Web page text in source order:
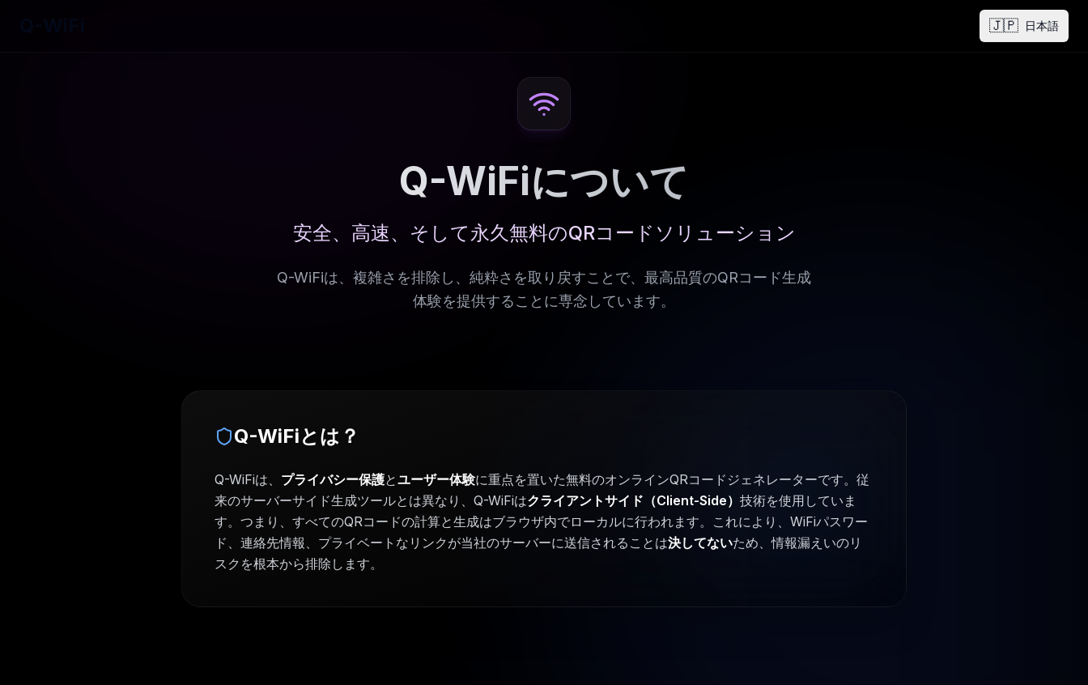
🇯🇵 日本語
Q-WiFiについて
安全、高速、そして永久無料のQRコードソリューション
Q-WiFiは、複雑さを排除し、純粋さを取り戻すことで、最高品質のQRコード生成
体験を提供することに専念しています。
Q-WiFiとは？
Q-WiFiは、 プライバシー保護とユーザー体験に重点を置いた無料のオンラインQRコードジェネレーターです。従
来のサーバーサイド生成ツールとは異なり、Q-WiFiはクライアントサイド（Client-Side） 技術を使用していま
す。つまり、すべてのQRコードの計算と生成はブラウザ内でローカルに行われます。これにより、WiFiパスワー
ド、連絡先情報、プライベートなリンクが当社のサーバーに送信されることは決してないため、情報漏えいのリ
スクを根本から排除します。